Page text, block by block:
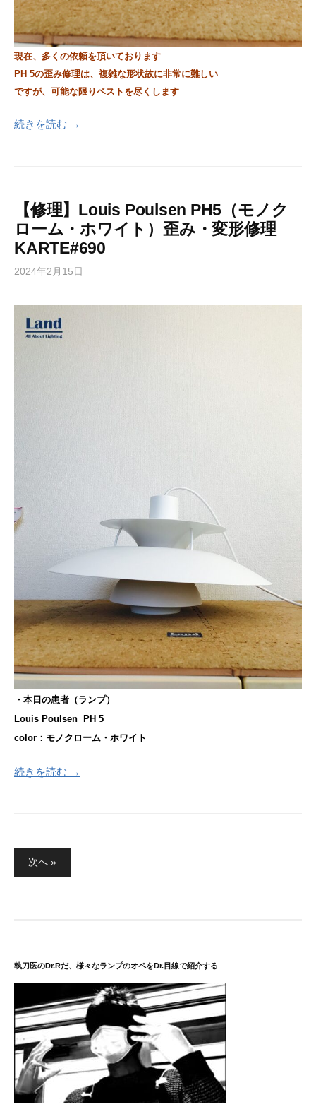
現在、多くの依頼を頂いております
PH 5の歪み修理は、複雑な形状故に非常に難しい
ですが、可能な限りベストを尽くします
続きを読む →
【修理】Louis Poulsen PH5（モノク
ローム・ホワイト）歪み・変形修理
KARTE#690
2024年2月15日
・本日の患者（ランプ）
Louis Poulsen PH 5
color：モノクローム・ホワイト
続きを読む →
り
次へ »
執刀医のDr.Rだ、様々なランプのオペをDr.目線で紹介する